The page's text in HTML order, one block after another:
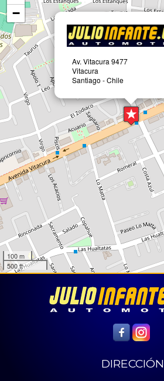
Av. Vitacura 9477
Vitacura
Santiago - Chile
−
100 m
500 ft
DIRECCIÓN